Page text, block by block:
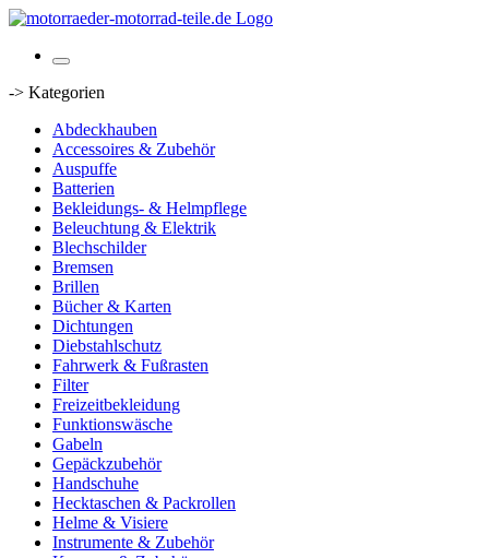
-> Kategorien
Abdeckhauben
Accessoires & Zubehör
Auspuffe
Batterien
Bekleidungs- & Helmpflege
Beleuchtung & Elektrik
Blechschilder
Bremsen
Brillen
Bücher & Karten
Dichtungen
Diebstahlschutz
Fahrwerk & Fußrasten
Filter
Freizeitbekleidung
Funktionswäsche
Gabeln
Gepäckzubehör
Handschuhe
Hecktaschen & Packrollen
Helme & Visiere
Instrumente & Zubehör